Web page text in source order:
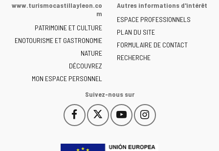
la
de
Castilla
y
León
-
www.turismocastillayleon.co
m
PATRIMOINE ET CULTURE
ENOTOURISME ET GASTRONOMIE
NATURE
DÉCOUVREZ
MON ESPACE PERSONNEL
Autres informations d'intérêt
ESPACE PROFESSIONNELS
PLAN DU SITE
FORMULAIRE DE CONTACT
RECHERCHE
Suivez-nous sur
Facebook
Este
enlace
abrirá
Este
enlace
abrirá
YouTube
Este
enlace
abrirá
Instagram
Este
enlace
abrirá